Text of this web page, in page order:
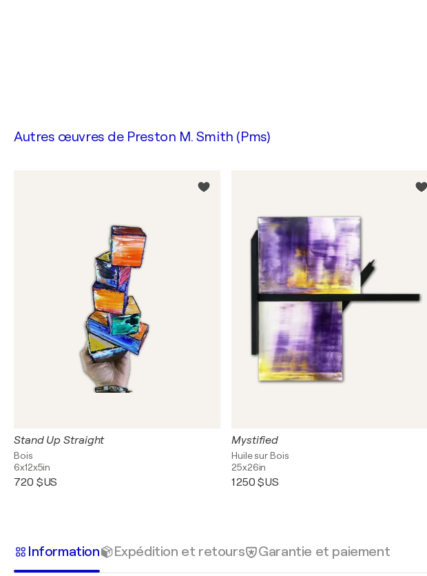
Autres œuvres de Preston M. Smith (Pms)
Stand Up Straight
Bois
6x12x5in
720 $US
Mystified
Huile sur Bois
25x26in
1 250 $US
Information Expédition et retours Garantie et paiement